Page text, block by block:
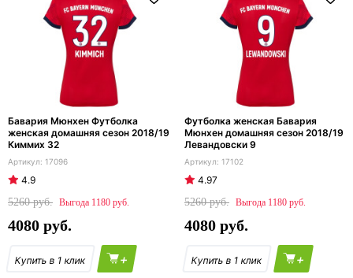
Бавария Мюнхен Футболка
женская домашняя сезон 2018/19
Киммих 32
17096
4.9
5260
1180
4080
+
Футболка женская Бавария
Мюнхен домашняя сезон 2018/19
Левандовски 9
17102
4.97
5260
1180
4080
+